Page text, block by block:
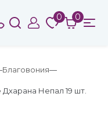
0 0
Благовония
Непал 19 шт.